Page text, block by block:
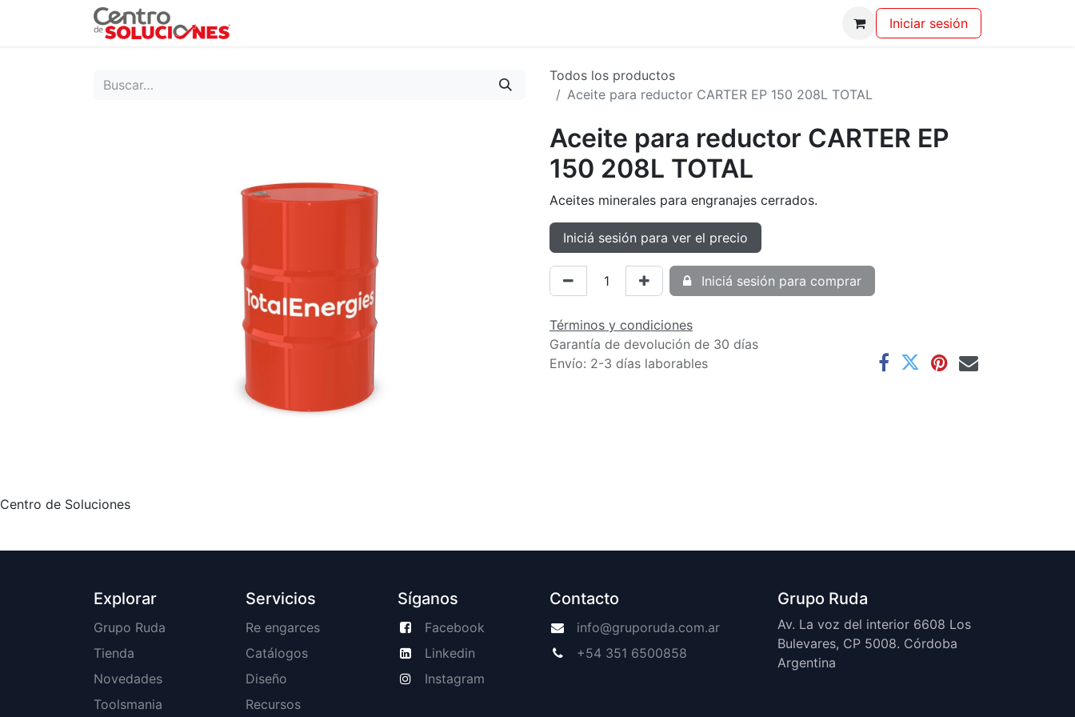
Iniciar sesión
Todos los productos
Aceite para reductor CARTER EP 150 208L TOTAL
Aceite para reductor CARTER EP
150 208L TOTAL
Aceites minerales para engranajes cerrados.
Iniciá sesión para ver el precio
Iniciá sesión para comprar
Términos y condiciones
Garantía de devolución de 30 días
Envío: 2-3 días laborables
Centro de Soluciones
Explorar
Grupo Ruda
Tienda
Novedades
Toolsmania
Servicios
Re engarces
Catálogos
Diseño
Recursos
Síganos
Facebook
Linkedin
Instagram
Contacto
info@gruporuda.com.ar
+54 351 6500858
Grupo Ruda
Av. La voz del interior 6608 Los
Bulevares, CP 5008. Córdoba
Argentina